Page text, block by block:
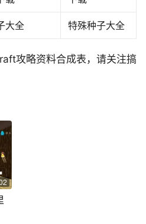
大全 特殊种子大全
攻略资料合成表，请关注搞